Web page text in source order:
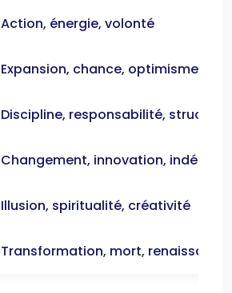
Action, énergie, volonté
Expansion, chance, optimisme
Discipline, responsabilité, structure
Changement, innovation,
Illusion, spiritualité, créativité
Transformation, mort, renaissance